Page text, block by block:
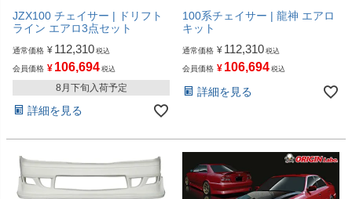
JZX100 チェイサー | ドリフト
ライン エアロ3点セット
通常価格 ¥ 112,310 税込
会員価格 ¥ 106,694 税込
8月下旬入荷予定
詳細を見る
100系チェイサー | 龍神 エアロ
キット
通常価格 ¥ 112,310 税込
会員価格 ¥ 106,694 税込
詳細を見る